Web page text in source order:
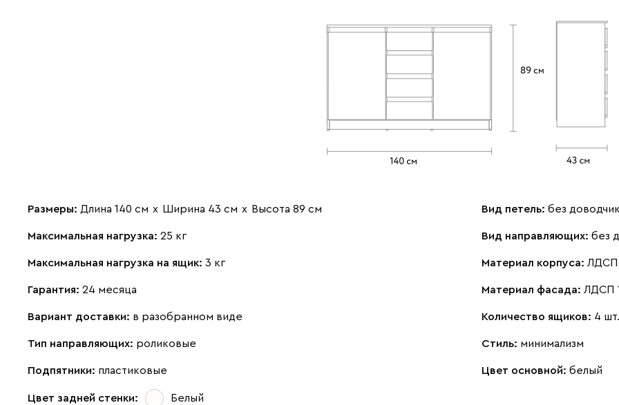
Размеры: Длина 140 см х Ширина 43 см х Высота 89 см
Максимальная нагрузка: 25 кг
Максимальная нагрузка на ящик: 3 кг
Гарантия: 24 месяца
Вариант доставки: в разобранном виде
Тип направляющих: роликовые
Подпятники: пластиковые
Цвет задней стенки: Белый
Вид петель: без
Вид направляющих: без
Материал корпуса: ЛДСП
Материал фасада: ЛДСП
Количество ящиков: 4 шт.
Стиль: минимализм
Цвет основной: белый